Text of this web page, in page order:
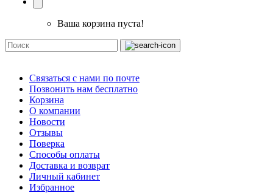
Ваша корзина пуста!
Связаться с нами по почте
Позвонить нам бесплатно
Корзина
О компании
Новости
Отзывы
Поверка
Способы оплаты
Доставка и возврат
Личный кабинет
Избранное